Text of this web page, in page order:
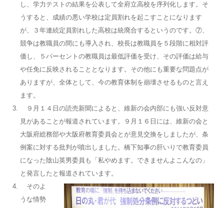
し、学力テストの結果を公表して全府立高校を序列化します。そ
うすると、成績の悪い学校は定員割れを起こすことになります
が、３年連続定員割れした高校は統廃合するというのです。⑦、
競争は教職員の間にも導入され、校長は教職員を５段階に相対評
価し、５パーセントの教職員は最低評価を受け、その評価は給与
や任免に反映されることとなります。その他にも重要な問題点が
ありますが、全体として、今の教育体制を崩壊させるものと言え
ます。
９月１４日の読売新聞によると、維新の会内部にも強い反対意
見があることが報道されています。９月１６日には、維新の会と
大阪府総務部や大阪府教育委員会とが意見交換をしましたが、条
例案に対する批判が噴出しました。橋下知事の肝いりで教育委員
になった陰山英男委員も「私やめます。できませんよこんなの」
と発言したと報道されています。
そのよ
うな情勢